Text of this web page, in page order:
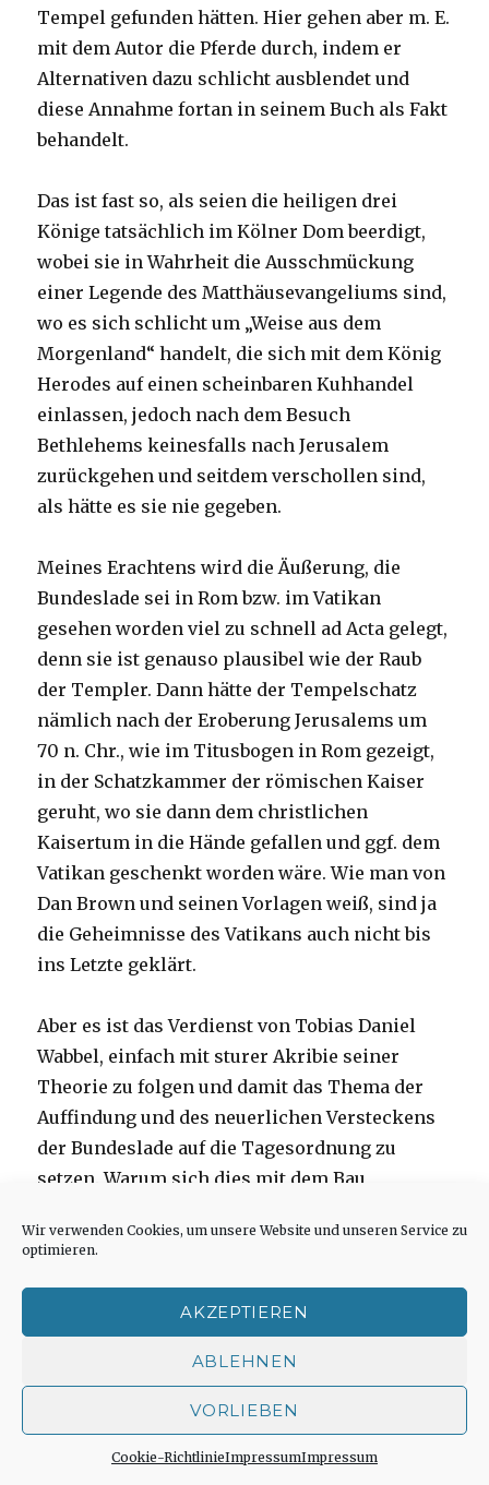
Wir verwenden Cookies, um unsere Website und unseren Service zu
optimieren.
AKZEPTIEREN
ABLEHNEN
VORLIEBEN
Cookie-RichtlinieImpressumImpressum
Tempel gefunden hätten. Hier gehen aber m. E.
mit dem Autor die Pferde durch, indem er
Alternativen dazu schlicht ausblendet und
diese Annahme fortan in seinem Buch als Fakt
behandelt.
Das ist fast so, als seien die heiligen drei
Könige tatsächlich im Kölner Dom beerdigt,
wobei sie in Wahrheit die Ausschmückung
einer Legende des Matthäusevangeliums sind,
wo es sich schlicht um „Weise aus dem
Morgenland“ handelt, die sich mit dem König
Herodes auf einen scheinbaren Kuhhandel
einlassen, jedoch nach dem Besuch
Bethlehems keinesfalls nach Jerusalem
zurückgehen und seitdem verschollen sind,
als hätte es sie nie gegeben.
Meines Erachtens wird die Äußerung, die
Bundeslade sei in Rom bzw. im Vatikan
gesehen worden viel zu schnell ad Acta gelegt,
denn sie ist genauso plausibel wie der Raub
der Templer. Dann hätte der Tempelschatz
nämlich nach der Eroberung Jerusalems um
70 n. Chr., wie im Titusbogen in Rom gezeigt,
in der Schatzkammer der römischen Kaiser
geruht, wo sie dann dem christlichen
Kaisertum in die Hände gefallen und ggf. dem
Vatikan geschenkt worden wäre. Wie man von
Dan Brown und seinen Vorlagen weiß, sind ja
die Geheimnisse des Vatikans auch nicht bis
ins Letzte geklärt.
Aber es ist das Verdienst von Tobias Daniel
Wabbel, einfach mit sturer Akribie seiner
Theorie zu folgen und damit das Thema der
Auffindung und des neuerlichen Versteckens
der Bundeslade auf die Tagesordnung zu
setzen. Warum sich dies mit dem Bau
daran, dass der Reichtum der Templer erst
als Kredit für den Bau der Kirchen verwendet
wurde. Und nun beginnt in St. Denis, das heute
zu Paris gehört, eine ikonographische und
architekturhistorische Spurensuche und führt
über Chartres bis Laon, wo in einer Kleinstadt
eine riesige fünftürmige Kathedrale steht.